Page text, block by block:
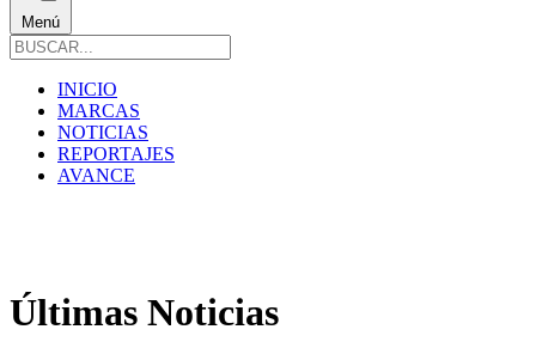
Menú
INICIO
MARCAS
NOTICIAS
REPORTAJES
AVANCE
Últimas Noticias